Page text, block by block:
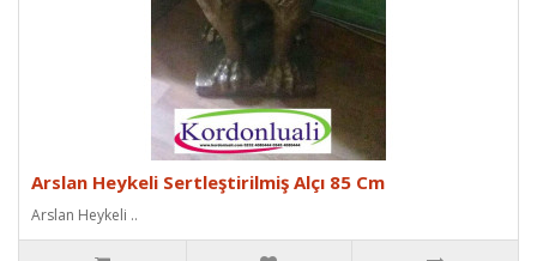
Arslan Heykeli Sertleştirilmiş Alçı 85 Cm
Arslan Heykeli ..